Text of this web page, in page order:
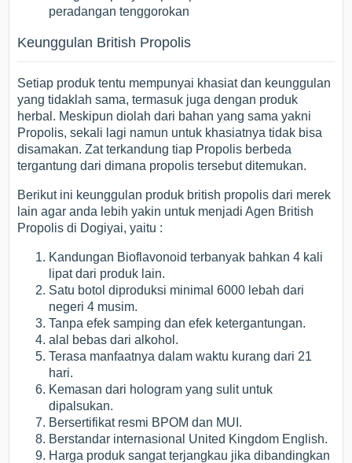
peradangan tenggorokan
Keunggulan British Propolis
Setiap produk tentu mempunyai khasiat dan keunggulan
yang tidaklah sama, termasuk juga dengan produk
herbal. Meskipun diolah dari bahan yang sama yakni
Propolis, sekali lagi namun untuk khasiatnya tidak bisa
disamakan. Zat terkandung tiap Propolis berbeda
tergantung dari dimana propolis tersebut ditemukan.
Berikut ini keunggulan produk british propolis dari merek
lain agar anda lebih yakin untuk menjadi Agen British
Propolis di Dogiyai, yaitu :
Kandungan Bioflavonoid terbanyak bahkan 4 kali
lipat dari produk lain.
Satu botol diproduksi minimal 6000 lebah dari
negeri 4 musim.
Tanpa efek samping dan efek ketergantungan.
alal bebas dari alkohol.
Terasa manfaatnya dalam waktu kurang dari 21
hari.
Kemasan dari hologram yang sulit untuk
dipalsukan.
Bersertifikat resmi BPOM dan MUI.
Berstandar internasional United Kingdom English.
Harga produk sangat terjangkau jika dibandingkan